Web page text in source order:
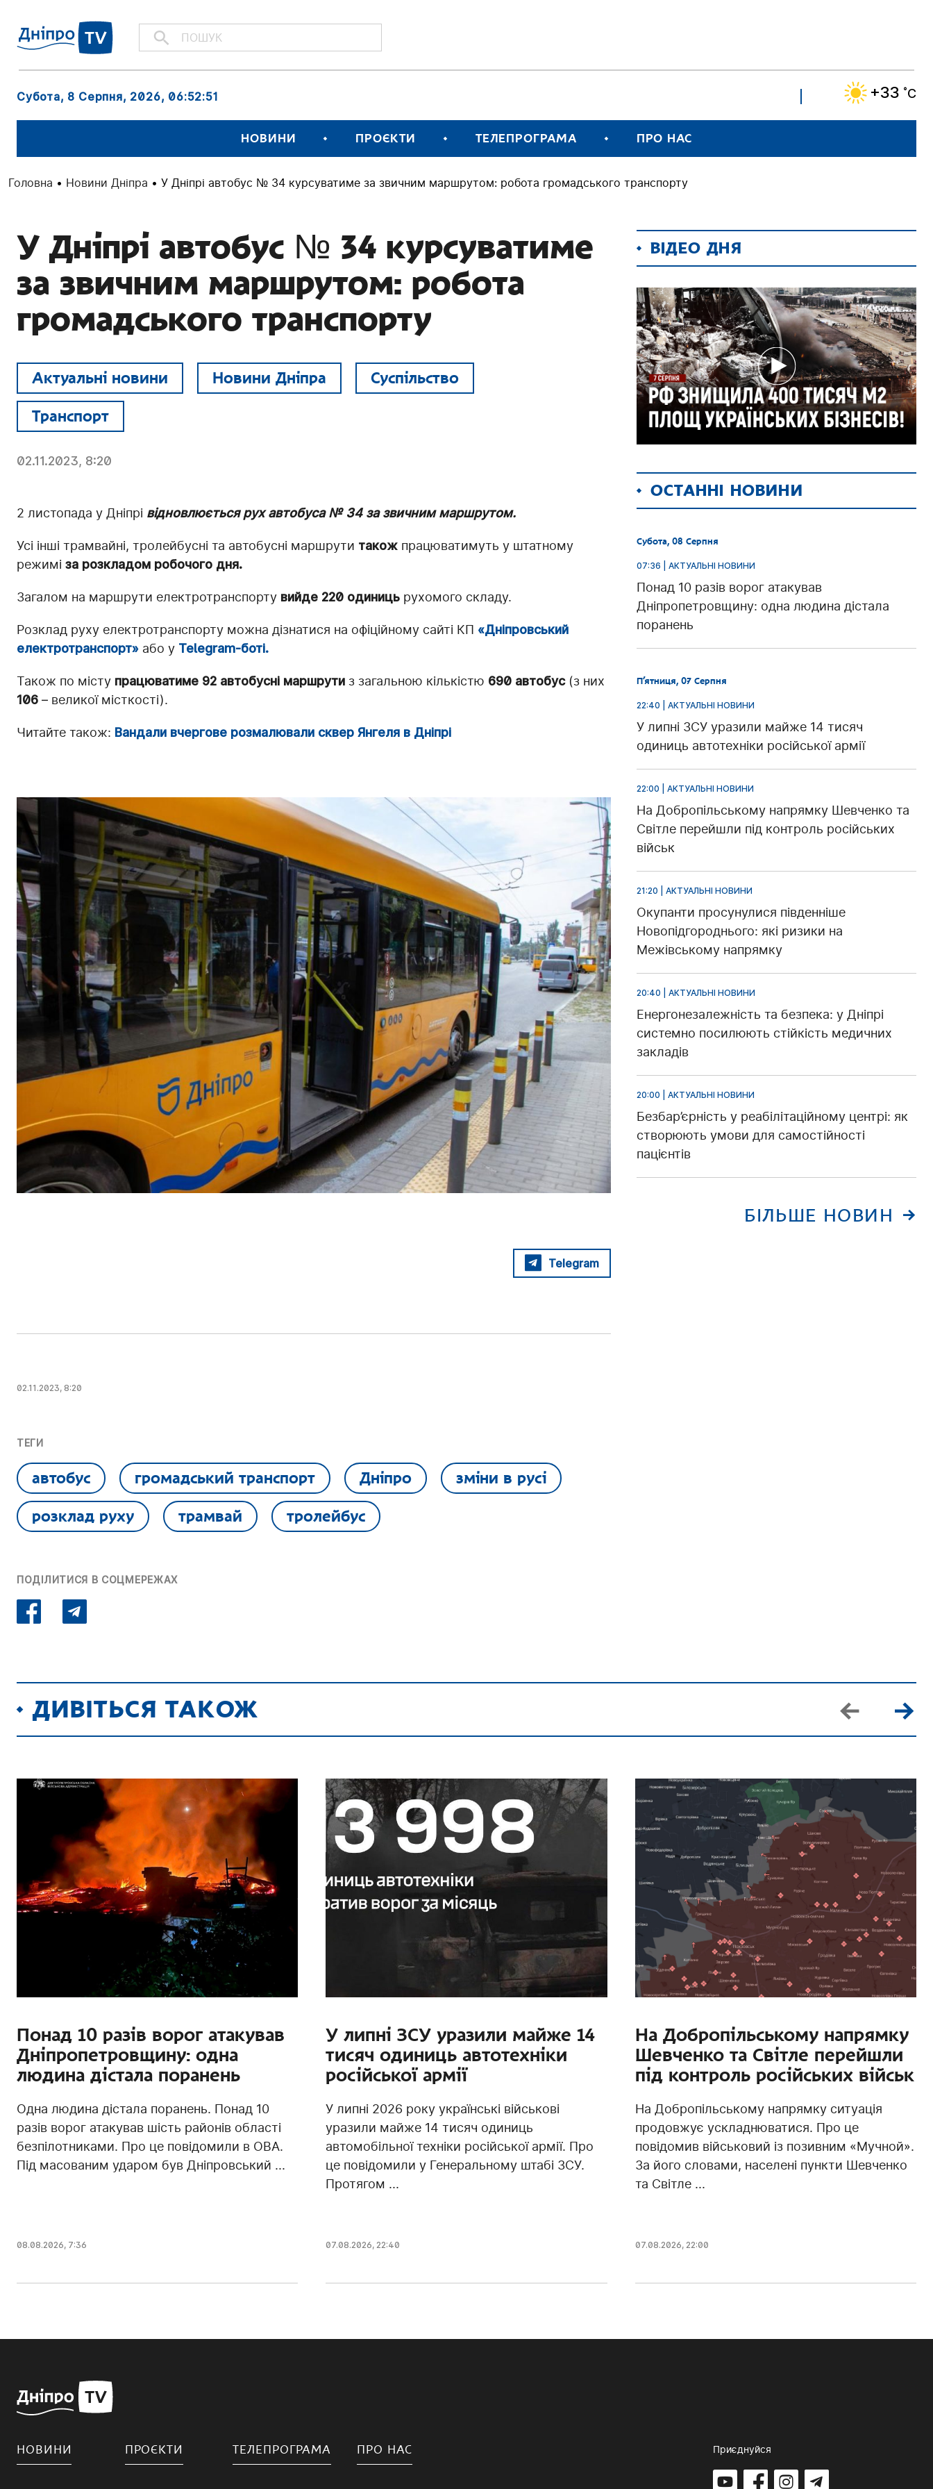
Субота, 8 Серпня, 2026, 06:52:52 +33 ˚C
НОВИНИ ПРОЄКТИ ТЕЛЕПРОГРАМА ПРО НАС
Головна • Новини Дніпра • У Дніпрі автобус № 34 курсуватиме за звичним маршрутом: робота громадського транспорту
У Дніпрі автобус № 34 курсуватиме
за звичним маршрутом: робота
громадського транспорту
Актуальні новини Новини Дніпра Суспільство
Транспорт
02.11.2023, 8:20
2 листопада у Дніпрі відновлюється рух автобуса № 34 за звичним маршрутом.
Усі інші трамвайні, тролейбусні та автобусні маршрути також працюватимуть у штатному
режимі за розкладом робочого дня.
Загалом на маршрути електротранспорту вийде 220 одиниць рухомого складу.
Розклад руху електротранспорту можна дізнатися на офіційному сайті КП «Дніпровський
електротранспорт» або у Telegram-боті.
Також по місту працюватиме 92 автобусні маршрути з загальною кількістю 690 автобус(з них
106 – великої місткості).
Читайте також: Вандали вчергове розмалювали сквер Янгеля в Дніпрі
Telegram
02.11.2023, 8:20
ТЕГИ
автобус громадський транспорт Дніпро зміни в русі
розклад руху трамвай тролейбус
ПОДІЛИТИСЯ В СОЦМЕРЕЖАХ
ВІДЕО ДНЯ
ОСТАННІ НОВИНИ
Субота, 08 Серпня
07:36 | АКТУАЛЬНІ НОВИНИ
Понад 10 разів ворог атакував
Дніпропетровщину: одна людина дістала
поранень
П’ятниця, 07 Серпня
22:40 | АКТУАЛЬНІ НОВИНИ
У липні ЗСУ уразили майже 14 тисяч
одиниць автотехніки російської армії
22:00 | АКТУАЛЬНІ НОВИНИ
На Добропільському напрямку Шевченко та
Світле перейшли під контроль російських
військ
21:20 | АКТУАЛЬНІ НОВИНИ
Окупанти просунулися південніше
Новопідгороднього: які ризики на
Межівському напрямку
20:40 | АКТУАЛЬНІ НОВИНИ
Енергонезалежність та безпека: у Дніпрі
системно посилюють стійкість медичних
закладів
20:00 | АКТУАЛЬНІ НОВИНИ
Безбар’єрність у реабілітаційному центрі: як
створюють умови для самостійності
пацієнтів
БІЛЬШЕ НОВИН
ДИВІТЬСЯ ТАКОЖ
Понад 10 разів ворог атакував
Дніпропетровщину: одна
людина дістала поранень
Одна людина дістала поранень. Понад 10
разів ворог атакував шість районів області
безпілотниками. Про це повідомили в ОВА.
Під масованим ударом був Дніпровський ...
08.08.2026, 7:36
У липні ЗСУ уразили майже 14
тисяч одиниць автотехніки
російської армії
У липні 2026 року українські військові
уразили майже 14 тисяч одиниць
автомобільної техніки російської армії. Про
це повідомили у Генеральному штабі ЗСУ.
Протягом ...
07.08.2026, 22:40
На Добропільському напрямку
Шевченко та Світле перейшли
під контроль російських військ
На Добропільському напрямку ситуація
продовжує ускладнюватися. Про це
повідомив військовий із позивним «Мучной».
За його словами, населені пункти Шевченко
та Світле ...
07.08.2026, 22:00
НОВИНИ ПРОЄКТИ ТЕЛЕПРОГРАМА ПРО НАС Приєднуйся